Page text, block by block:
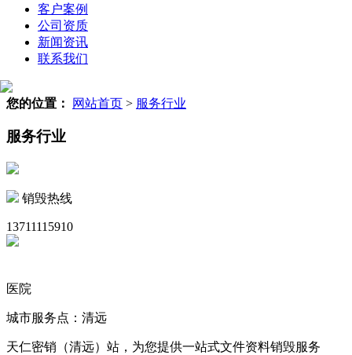
客户案例
公司资质
新闻资讯
联系我们
您的位置： 网站首页 > 服务行业
服务行业
销毁热线
13711115910
医院
城市服务点：清远
天仁密销（清远）站，为您提供一站式文件资料销毁服务